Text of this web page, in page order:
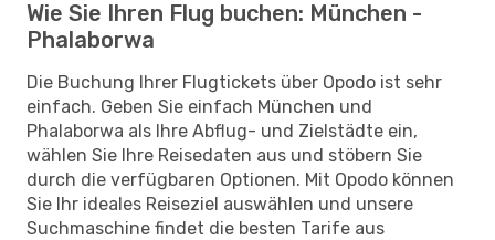
Wie Sie Ihren Flug buchen: München -
Phalaborwa
Die Buchung Ihrer Flugtickets über Opodo ist sehr
einfach. Geben Sie einfach München und
Phalaborwa als Ihre Abflug- und Zielstädte ein,
wählen Sie Ihre Reisedaten aus und stöbern Sie
durch die verfügbaren Optionen. Mit Opodo können
Sie Ihr ideales Reiseziel auswählen und unsere
Suchmaschine findet die besten Tarife aus